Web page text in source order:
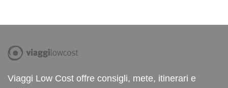
Viaggi Low Cost offre consigli, mete, itinerari e